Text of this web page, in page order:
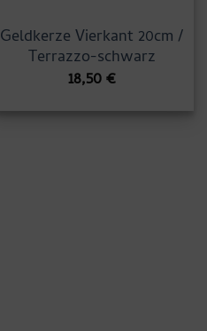
Geldkerze Vierkant 20cm /
Terrazzo-schwarz
18,50€